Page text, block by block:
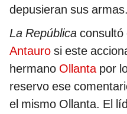
depusieran sus armas.
La República consultó
Antauro si este
hermano Ollantapor
reservo ese
el mismo Ollanta. El